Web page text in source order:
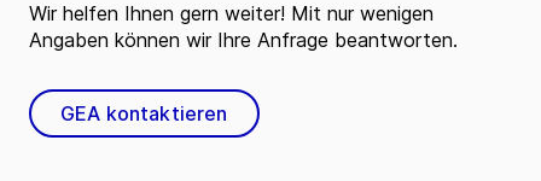
Wir helfen Ihnen gern weiter! Mit nur wenigen
Angaben können wir Ihre Anfrage beantworten.
GEA kontaktieren